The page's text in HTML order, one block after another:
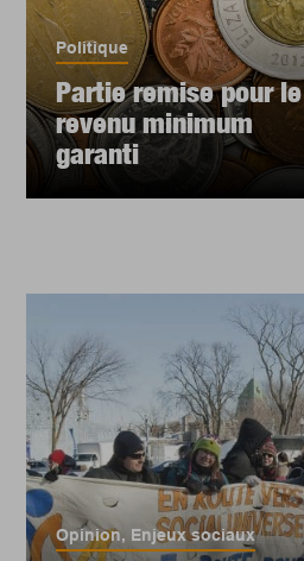
Politique
Partie remise pour le
revenu minimum
garanti
Opinion, Enjeux sociaux